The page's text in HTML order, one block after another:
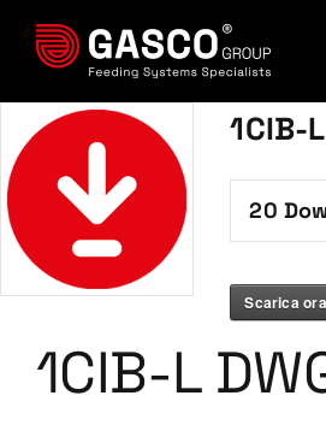
contenuto
1CIB-
20
Scarica
1CIB-L